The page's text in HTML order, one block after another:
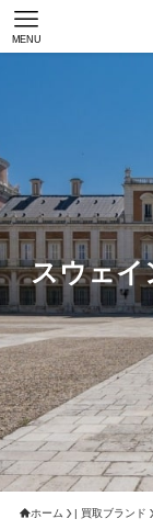
MENU
スウェイ
ホーム | 買取ブランド